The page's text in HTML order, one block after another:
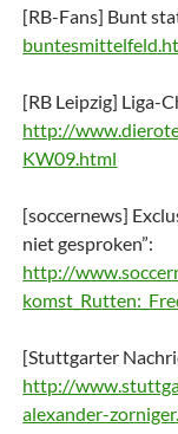
[RB-Fans] Bunt
[RB Leipzig] Liga-
http://
KW09.html
[soccernews]
niet gesproken”:
http://
[Stuttgarter
http://
alexander-